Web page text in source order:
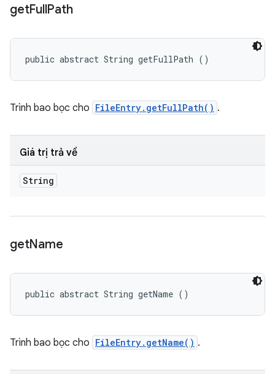
getFullPath
public abstract String getFullPath ()
Trình bao bọc cho FileEntry.getFullPath() .
Giá trị trả về
String
getName
public abstract String getName ()
Trình bao bọc cho FileEntry.getName() .